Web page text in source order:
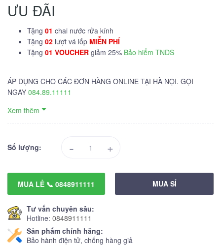
ƯU ĐÃI
Tặng 01 chai nước rửa kính
Tặng 02 lượt vá lốp MIỄN PHÍ
Tặng 01 VOUCHER giảm 25% Bảo hiểm TNDS
ÁP DỤNG CHO CÁC ĐƠN HÀNG ONLINE TẠI HÀ NỘI. GỌI
NGAY 084.89.11111
Xem thêm
Số lượng: - +
MUA LẺ 📞 0848911111 MUA SỈ
Tư vấn chuyên sâu:
Hotline: 0848911111
Sản phẩm chính hãng:
Bảo hành điện tử, chống hàng giả